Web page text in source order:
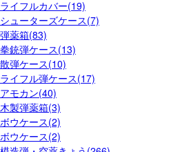
ライフルカバー(19)
シューターズケース(7)
弾薬箱(83)
拳銃弾ケース(13)
散弾ケース(10)
ライフル弾ケース(17)
アモカン(40)
木製弾薬箱(3)
ボウケース(2)
ボウケース(2)